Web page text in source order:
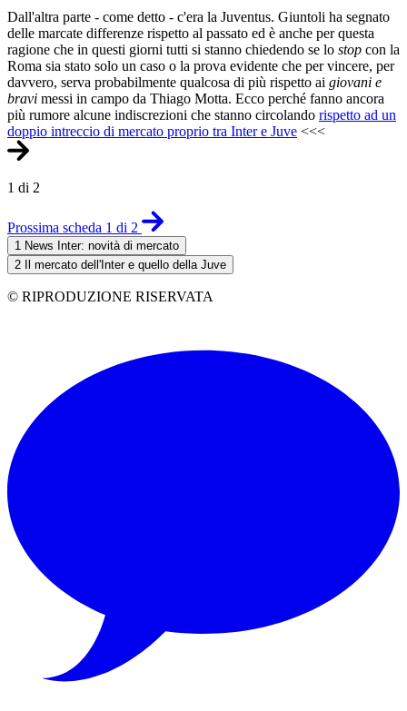
Dall'altra parte - come detto - c'era la Juventus. Giuntoli ha segnato
delle marcate differenze rispetto al passato ed è anche per questa
ragione che in questi giorni tutti si stanno chiedendo se lo stop con la
Roma sia stato solo un caso o la prova evidente che per vincere, per
davvero, serva probabilmente qualcosa di più rispetto ai giovani e
bravi messi in campo da Thiago Motta. Ecco perché fanno ancora
più rumore alcune indiscrezioni che stanno circolando rispetto ad un
doppio intreccio di mercato proprio tra Inter e Juve <<<
1 di 2
Prossima scheda 1 di 2
1 News Inter: novità di mercato
2
Il mercato dell'Inter e quello della Juve
© RIPRODUZIONE RISERVATA